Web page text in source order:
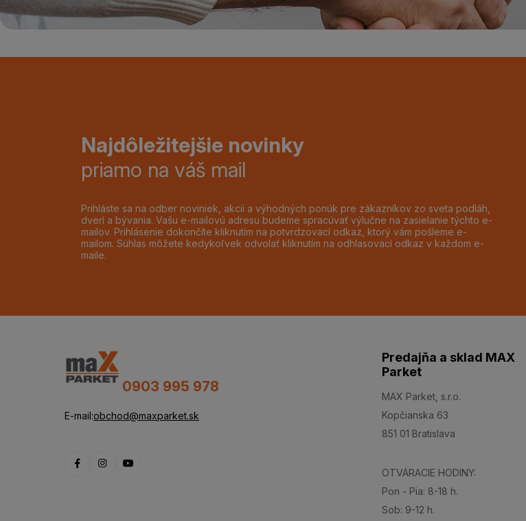
Najdôležitejšie novinky
priamo na váš mail
Prihláste sa na odber noviniek, akcií a výhodných ponúk pre zákazníkov zo sveta podláh,
dverí a bývania. Vašu e-mailovú adresu budeme spracúvať výlučne na zasielanie týchto e-
mailov. Prihlásenie dokončíte kliknutím na potvrdzovací odkaz, ktorý vám pošleme e-
mailom. Súhlas môžete kedykoľvek odvolať kliknutím na odhlasovací odkaz v každom e-
maile.
0903 995 978
E-mail:obchod@maxparket.sk
Predajňa a sklad MAX
Parket
MAX Parket, s.r.o.
Kopčianska 63
851 01 Bratislava
OTVÁRACIE HODINY:
Pon - Pia: 8-18 h.
Sob: 9-12 h.